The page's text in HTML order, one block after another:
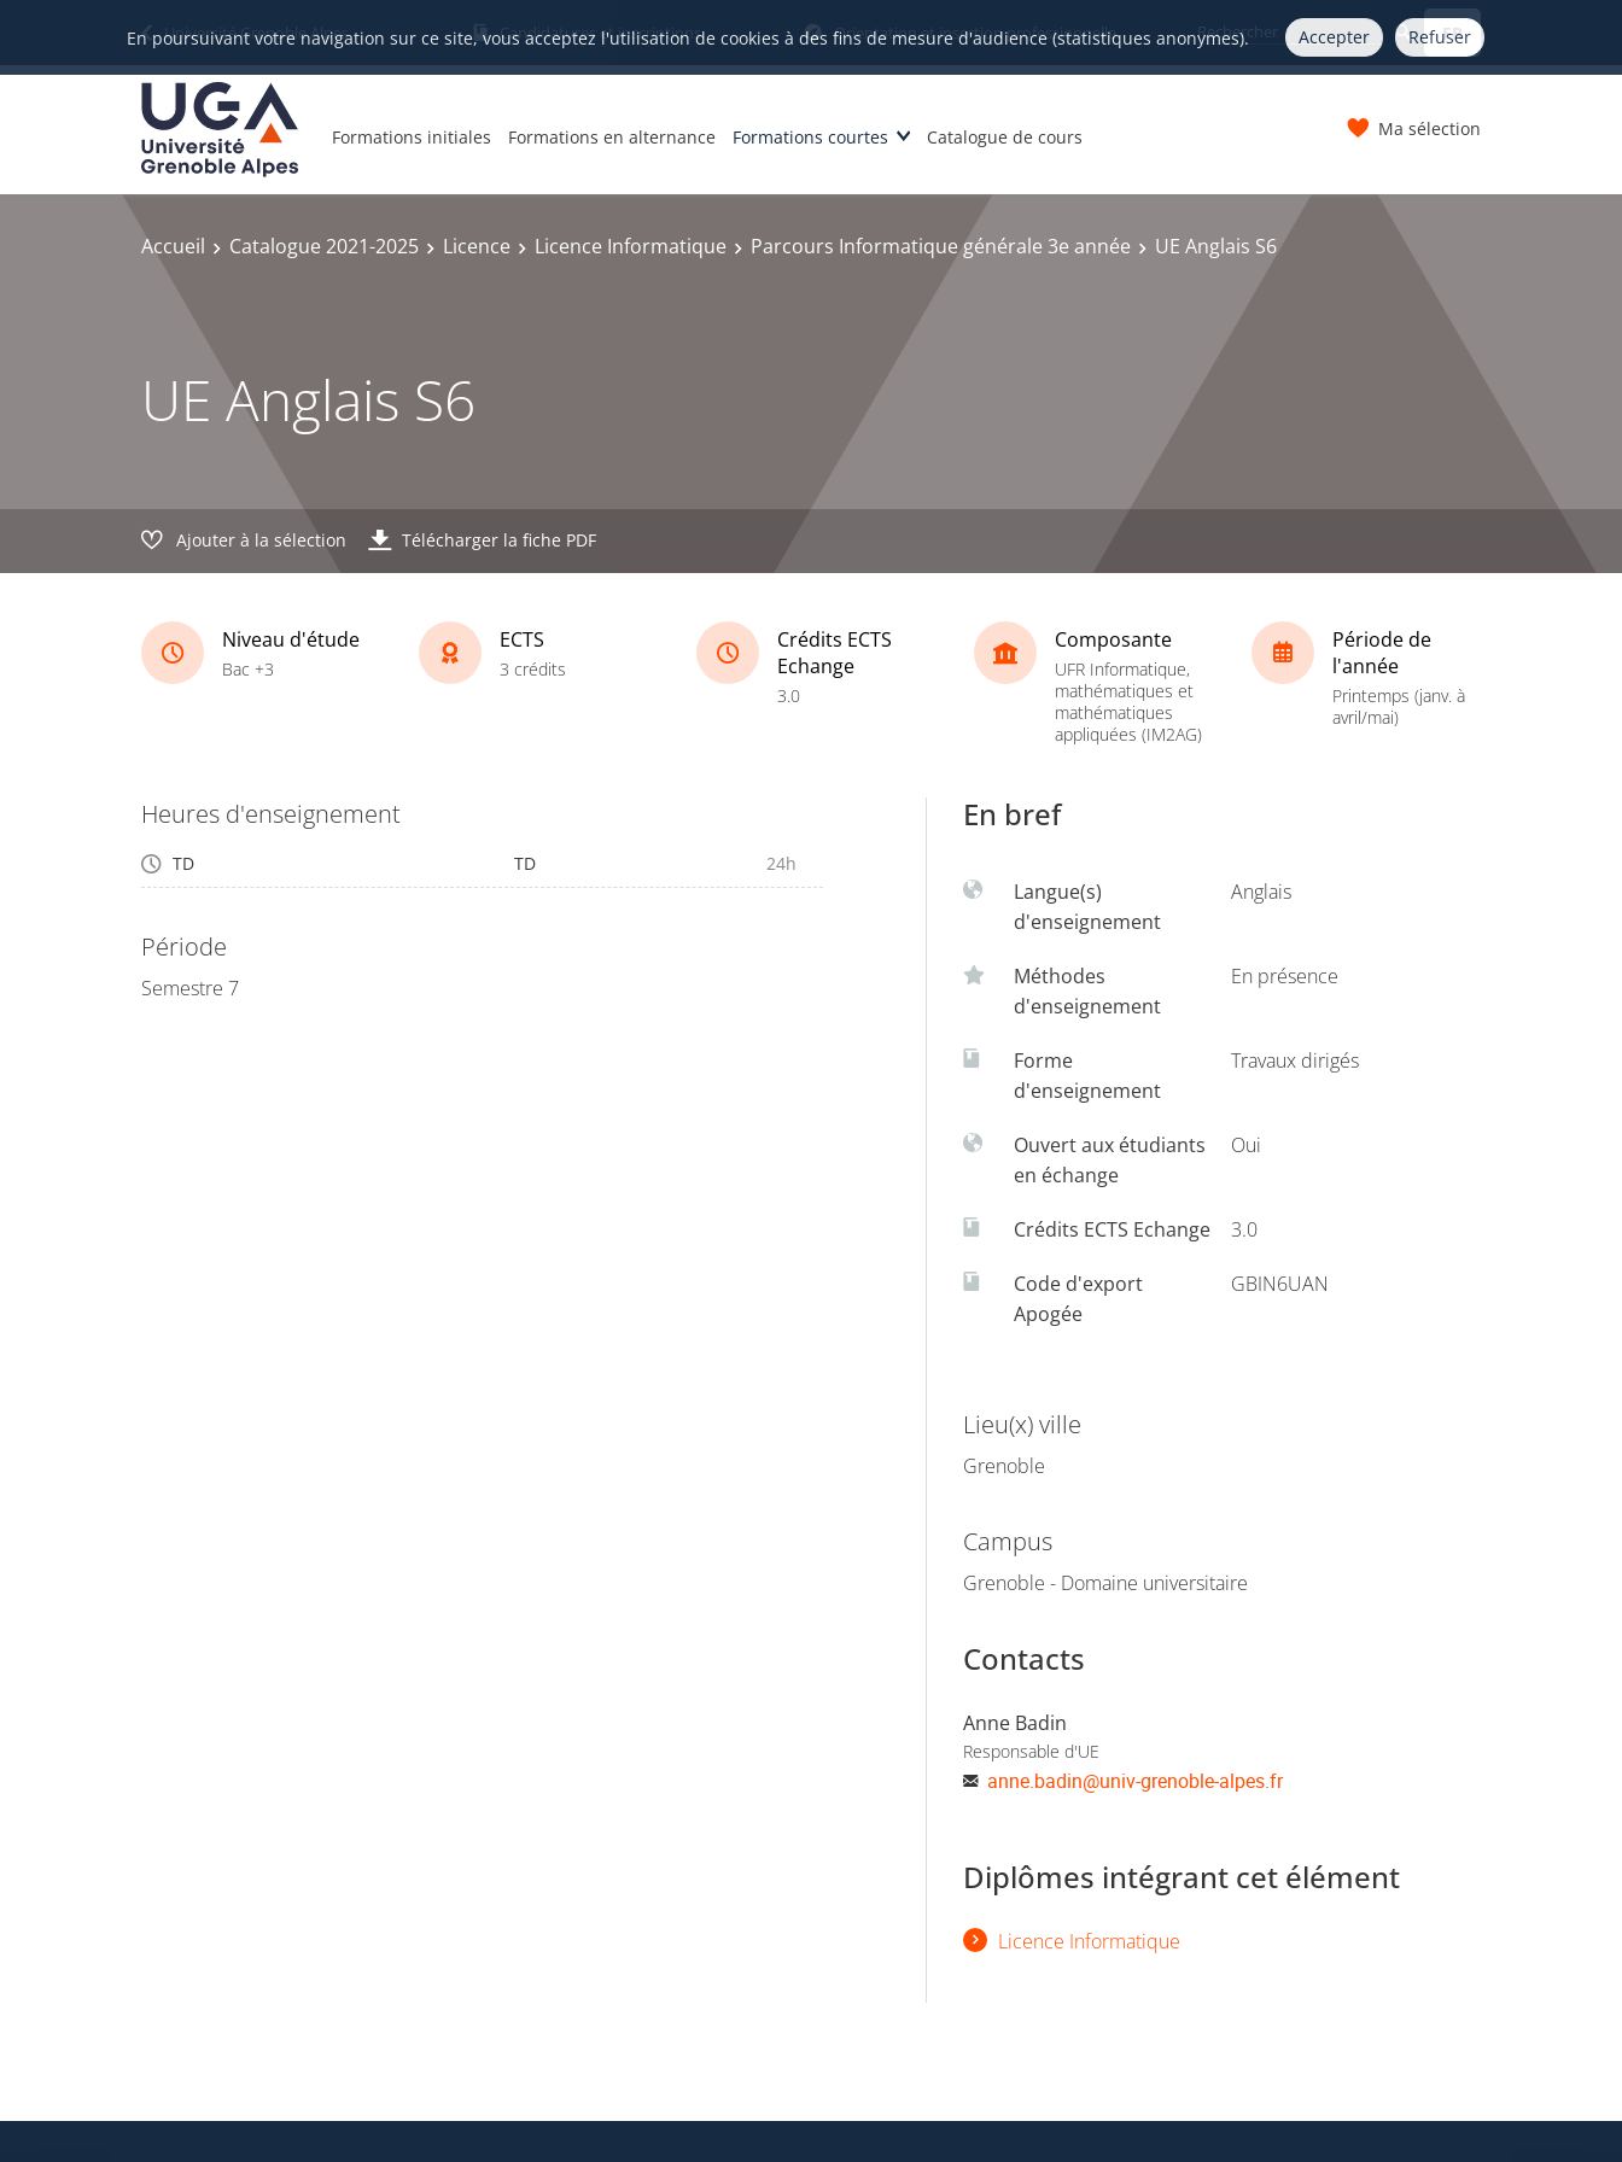
En poursuivant votre navigation sur ce site, vous acceptez l'utilisation de cookies à des fins de mesure d'audience (statistiques anonymes). Accepter Refuser
Université Grenoble Alpes Candidatures et inscriptions Orientation et insertion professionnelle FR
Formations initiales Formations en alternance Formations courtes Catalogue de cours Ma sélection
Accueil Catalogue 2021-2025 Licence Licence Informatique Parcours Informatique générale 3e année UE Anglais S6
UE Anglais S6
Ajouter à la sélection Télécharger la fiche PDF
Niveau d'étude
Bac +3
ECTS
3 crédits
Crédits ECTS
Echange
3.0
Composante
UFR Informatique,
mathématiques et
mathématiques
appliquées (IM2AG)
Période de
l'année
Printemps (janv. à
avril/mai)
Heures d'enseignement
TD TD 24h
Période
Semestre 7
En bref
Langue(s)
d'enseignement
Anglais
Méthodes
d'enseignement
En présence
Forme
d'enseignement
Travaux dirigés
Ouvert aux étudiants
en échange
Oui
Crédits ECTS Echange 3.0
Code d'export
Apogée
GBIN6UAN
Lieu(x) ville
Grenoble
Campus
Grenoble - Domaine universitaire
Contacts
Anne Badin
Responsable d'UE
anne.badin@univ-grenoble-alpes.fr
Diplômes intégrant cet élément
Licence Informatique